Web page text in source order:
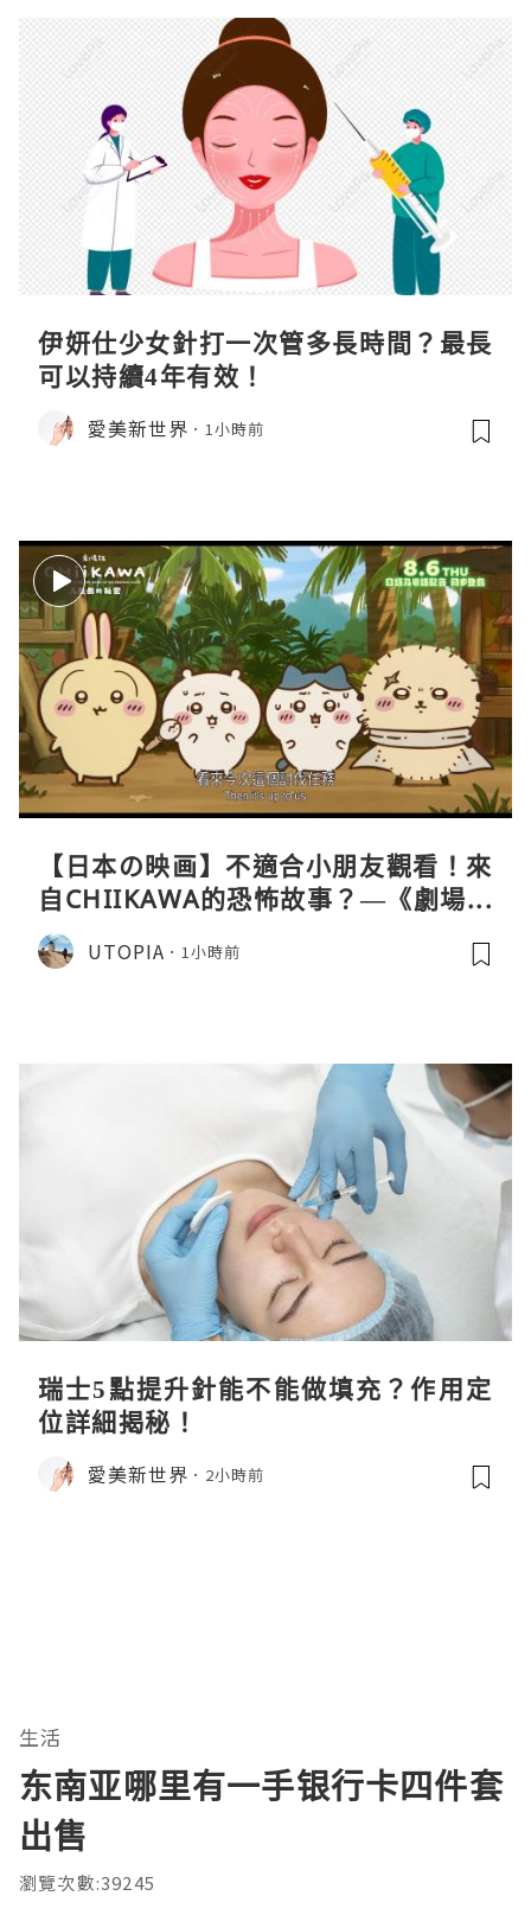
伊妍仕少女針打一次管多長時間？最長
可以持續4年有效！
愛美新世界 1小時前
【日本の映画】不適合小朋友觀看！來
自CHIIKAWA的恐怖故事？—《劇場版
CHIIKAWA 人魚島的秘密》
UTOPIA 1小時前
瑞士5點提升針能不能做填充？作用定
位詳細揭秘！
愛美新世界 2小時前
生活
东南亚哪里有一手银行卡四件套
出售
瀏覽次數:39245